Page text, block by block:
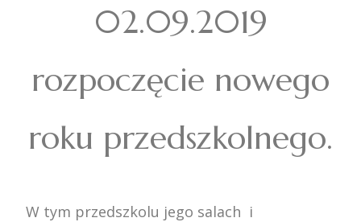
02.09.2019
rozpoczęcie nowego
roku przedszkolnego.
W tym przedszkolu jego salach i